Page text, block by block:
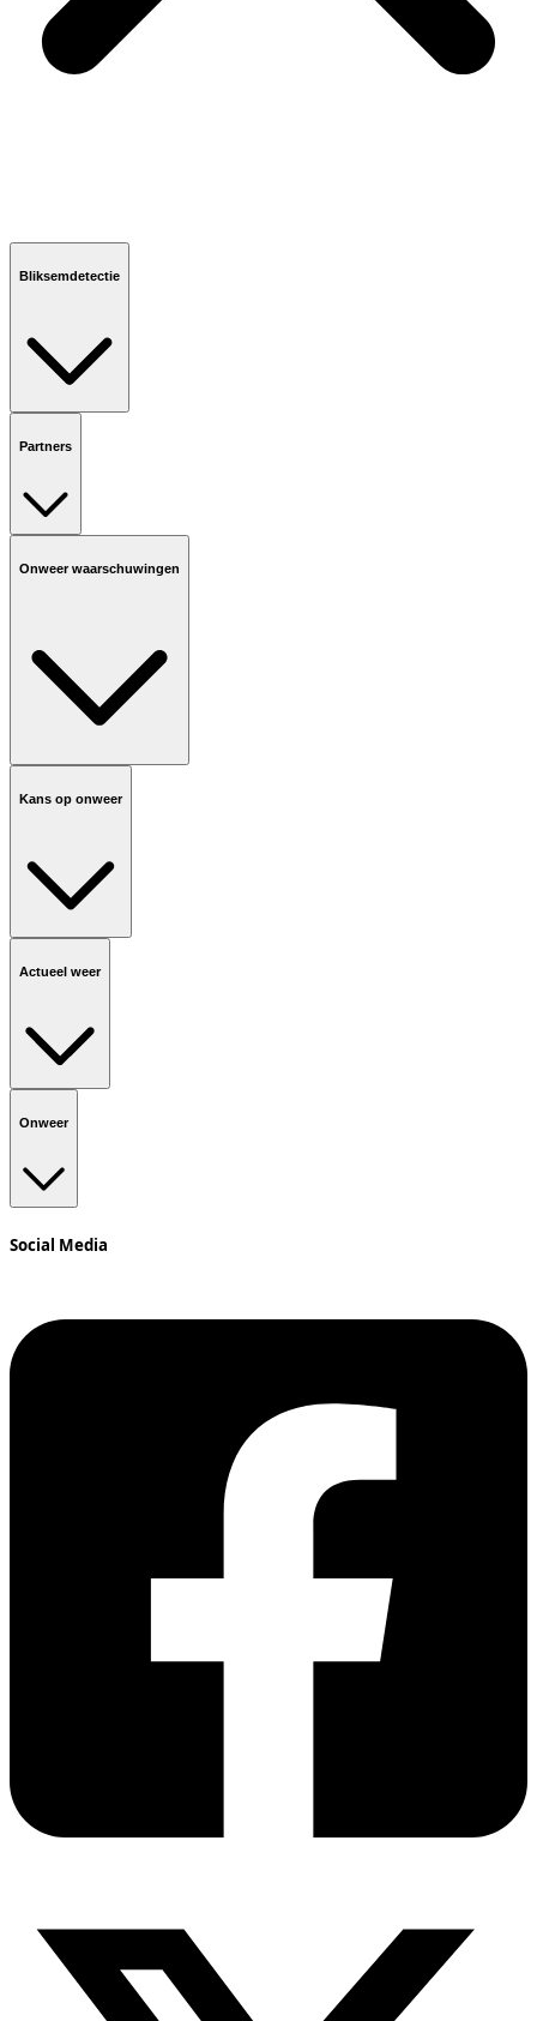
Bliksemdetectie
Partners
Onweer waarschuwingen
Kans op onweer
Actueel weer
Onweer
Social Media